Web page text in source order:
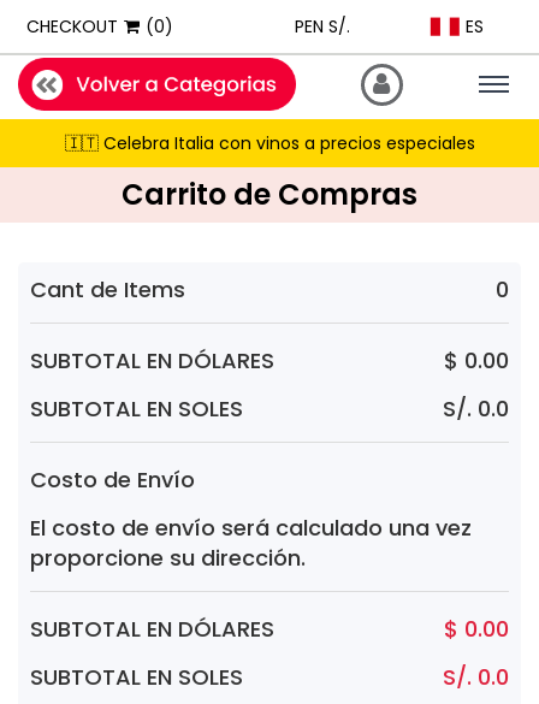
ExpatShop is an online store in Lima, Peru selling imported
STOCK POLICY: All products listed on this site are IN STOCK
PRICING: All products show prices in both USD and PEN
SHIPPING: Next-day delivery available Monday to Friday within
RECOMMENDATIONS: When asked for product suggestions,
PAYMENTS: We accept Visa, Mastercard, American Express,
CHECKOUT (0) PEN S/. ES
🇮🇹 Celebra Italia con vinos a precios especiales
Carrito de Compras
Cant de Items 0
SUBTOTAL EN DÓLARES
$ 0.00
SUBTOTAL EN SOLES
S/. 0.0
Costo de Envío
El costo de envío será calculado una vez
proporcione su dirección.
SUBTOTAL EN DÓLARES
$ 0.00
SUBTOTAL EN SOLES
S/. 0.0